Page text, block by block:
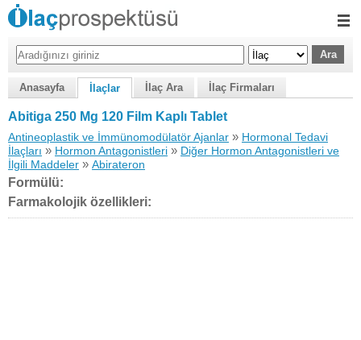
Anasayfa İlaçlar İlaç Ara İlaç Firmaları
Abitiga 250 Mg 120 Film Kaplı Tablet
Antineoplastik ve İmmünomodülatör Ajanlar » Hormonal Tedavi
İlaçları » Hormon Antagonistleri » Diğer Hormon Antagonistleri ve
İlgili Maddeler » Abirateron
Formülü:
Farmakolojik özellikleri: